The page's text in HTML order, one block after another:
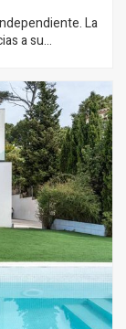
La
a su
baja tenemos la
comedor
una cocina
con cinco
rodeada
de la playa.
el British
con la
del Pratt.